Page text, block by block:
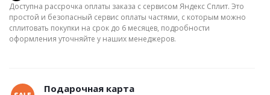
Доступна рассрочка оплаты заказа с сервисом Яндекс Сплит. Это
простой и безопасный сервис оплаты частями, с которым можно
сплитовать покупки на срок до 6 месяцев, подробности
оформления уточняйте у наших менеджеров.
Подарочная карта